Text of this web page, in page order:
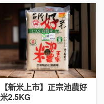
【新米上市】正宗池農好
米2.5KG